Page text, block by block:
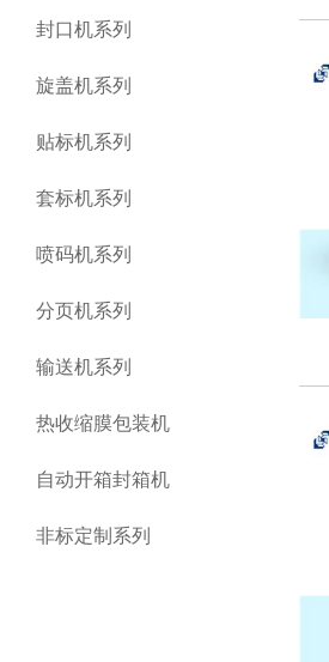
封口机系列
旋盖机系列
贴标机系列
套标机系列
喷码机系列
分页机系列
输送机系列
热收缩膜包装机
自动开箱封箱机
非标定制系列